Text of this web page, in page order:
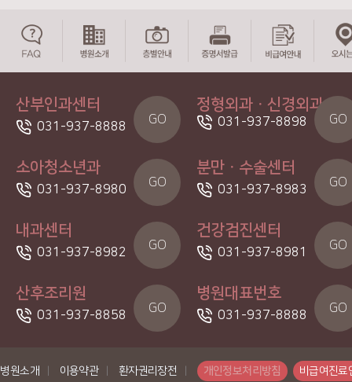
산부인과센터
031-937-8888 GO
정형외과ㆍ신경외과
031-937-8898 GO
소아청소년과
031-937-8980 GO
분만ㆍ수술센터
031-937-8983 GO
내과센터
031-937-8982 GO
건강검진센터
031-937-8981 GO
산후조리원
031-937-8858 GO
병원대표번호
031-937-8888 GO
병원소개 이용약관 환자권리장전 개인정보처리방침 비급여진료